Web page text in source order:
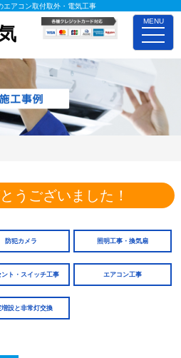
MENU
toggle
エアコン取付取外・電気工事
うございました！
防犯カメラ 照明工事・換気扇
ント・スイッチ工事 エアコン工事
増設と非常灯交換